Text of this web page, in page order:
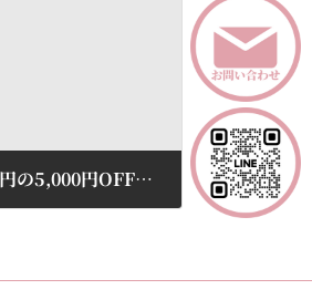
イーマ・サウンドⓇセラピー初回調律料金30,000円の5,000円OFF！ ⇒ 25,000円(税込)